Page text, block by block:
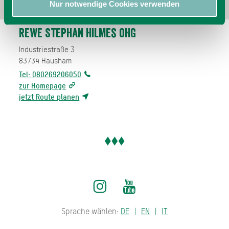
Nur notwendige Cookies verwenden
REWE Stephan Hilmes oHG
Industriestraße 3
83734 Hausham
Tel: 080269206050
zur Homepage
jetzt Route planen
Sprache wählen: DE EN IT